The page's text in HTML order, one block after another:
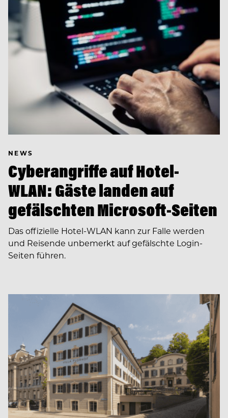
NEWS
Cyberangriffe auf Hotel-
WLAN: Gäste landen auf
gefälschten Microsoft-Seiten
Das offizielle Hotel-WLAN kann zur Falle werden
und Reisende unbemerkt auf gefälschte Login-
Seiten führen.